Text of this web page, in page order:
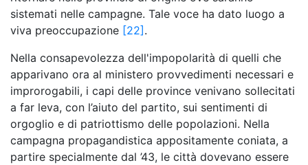
sistemati nelle campagne. Tale voce ha dato luogo a
viva preoccupazione [22].
Nella consapevolezza dell'impopolarità di quelli che
apparivano ora al ministero provvedimenti necessari e
improrogabili, i capi delle province venivano sollecitati
a far leva, con l’aiuto del partito, sui sentimenti di
orgoglio e di patriottismo delle popolazioni. Nella
campagna propagandistica appositamente coniata, a
partire specialmente dal ’43, le città dovevano essere